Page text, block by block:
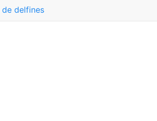
delfines